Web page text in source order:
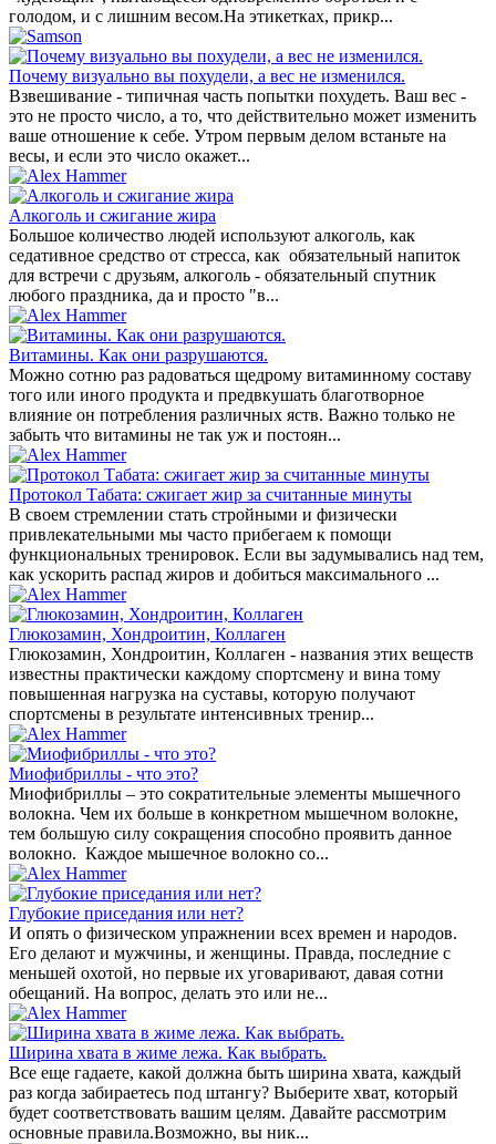
голодом, и с лишним весом.На этикетках, прикр...
Почему визуально вы похудели, а вес не изменился.
Взвешивание - типичная часть попытки похудеть. Ваш вес -
это не просто число, а то, что действительно может изменить
ваше отношение к себе. Утром первым делом встаньте на
весы, и если это число окажет...
Алкоголь и сжигание жира
Большое количество людей используют алкоголь, как
седативное средство от стресса, как обязательный напиток
для встречи с друзьям, алкоголь - обязательный спутник
любого праздника, да и просто "в...
Витамины. Как они разрушаются.
Можно сотню раз радоваться щедрому витаминному составу
того или иного продукта и предвкушать благотворное
влияние он потребления различных яств. Важно только не
забыть что витамины не так уж и постоян...
Протокол Табата: сжигает жир за считанные минуты
В своем стремлении стать стройными и физически
привлекательными мы часто прибегаем к помощи
функциональных тренировок. Если вы задумывались над тем,
как ускорить распад жиров и добиться максимального ...
Глюкозамин, Хондроитин, Коллаген
Глюкозамин, Хондроитин, Коллаген - названия этих веществ
известны практически каждому спортсмену и вина тому
повышенная нагрузка на суставы, которую получают
спортсмены в результате интенсивных тренир...
Миофибриллы - что это?
Миофибриллы – это сократительные элементы мышечного
волокна. Чем их больше в конкретном мышечном волокне,
тем большую силу сокращения способно проявить данное
волокно. Каждое мышечное волокно со...
Глубокие приседания или нет?
И опять о физическом упражнении всех времен и народов.
Его делают и мужчины, и женщины. Правда, последние с
меньшей охотой, но первые их уговаривают, давая сотни
обещаний. На вопрос, делать это или не...
Ширина хвата в жиме лежа. Как выбрать.
Все еще гадаете, какой должна быть ширина хвата, каждый
раз когда забираетесь под штангу? Выберите хват, который
будет соответствовать вашим целям. Давайте рассмотрим
основные правила.Возможно, вы ник...